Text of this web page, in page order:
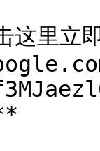
里立